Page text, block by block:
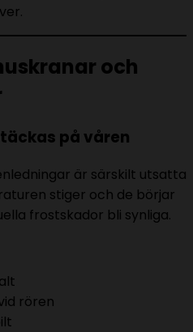
och
på våren
är särskilt utsatta
stiger och de börjar
frostskador bli synliga.
rören